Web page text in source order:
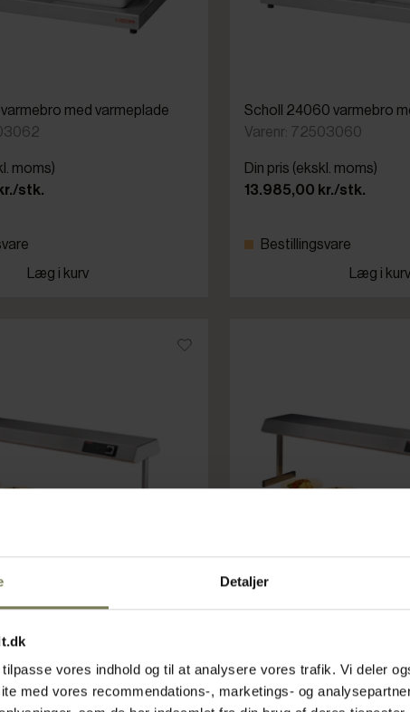
Detaljer
vores indhold og til at analysere vores trafik. Vi deler
med vores recommendations-, marketings- og
varmebro med varmeplade
moms)
stk.
Læg i kurv
Scholl 24060 varmebro
Varenr: 72503060
Din pris (ekskl. moms)
13.985,00 kr./stk.
Bestillingsvare
Læg i kurv
varmebro, 1200 mm
moms)
Varenr: 72503046
Din pris (ekskl. moms)